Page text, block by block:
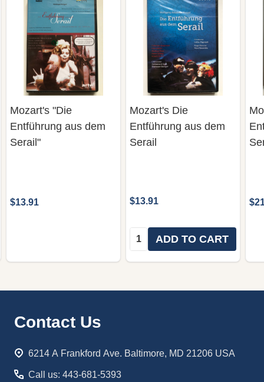
Mozart's "Die
Entführung aus dem
Serail"
$13.91
Mozart's Die
Entführung aus dem
Serail
$13.91
Quantity:ADD TO CART
Footer
Contact Us
6214 A Frankford Ave. Baltimore, MD 21206 USA
Call us: 443-681-5393